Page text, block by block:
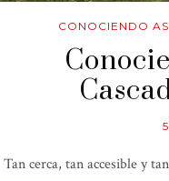
CONOCIENDO
Tan cerca, tan accesible y